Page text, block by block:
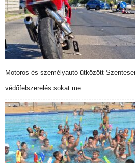
Motoros és személyautó ütközött
védőfelszerelés sokat me…